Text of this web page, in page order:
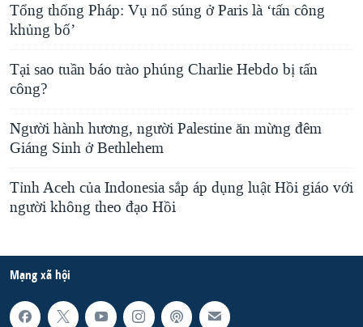
Tổng thống Pháp: Vụ nổ súng ở Paris là ‘tấn công
khủng bố’
Tại sao tuần báo trào phúng Charlie Hebdo bị tấn
công?
Người hành hương, người Palestine ăn mừng đêm
Giáng Sinh ở Bethlehem
Tỉnh Aceh của Indonesia sắp áp dụng luật Hồi giáo với
người không theo đạo Hồi
Mạng xã hội